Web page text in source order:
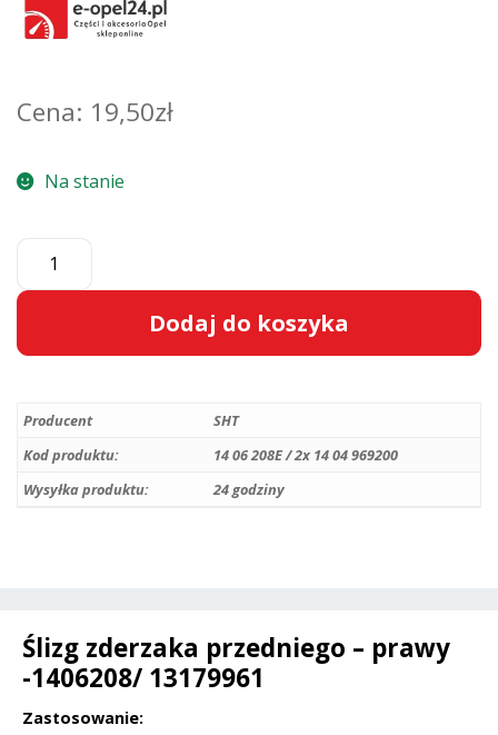
19,50zł
Na stanie
Ślizg
zderzaka
-
Opel
D
Dodaj do koszyka
e
e
Producent
SHT
Kod produktu:
14 06 208E / 2x 14 04 969200
Wysyłka produktu:
24 godziny
Ślizg zderzaka przedniego – prawy
-1406208/ 13179961
Zastosowanie: